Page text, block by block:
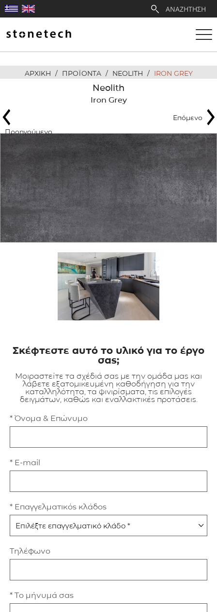
Η ΕΤΑΙΡΕΙΑ
ΛΑΤΟΜΕΙΑ
ΑΝΤΙΠΡΟΣΩΠΕΙΕΣ
ΠΡΟΪΟΝΤΑ
ΕΡΓΑ
ΕΦΑΡΜΟΓΕΣ
ΑΡΧΙΚΗ / ΠΡΟΪΟΝΤΑ / NEOLITH / IRON GREY
Neolith
Iron Grey
Προηγούμενο
Επόμενο
Σκέφτεστε αυτό το υλικό για το έργο
σας;
Μοιραστείτε τα σχέδιά σας με την ομάδα μας και
λάβετε εξατομικευμένη καθοδήγηση για την
καταλληλότητα, τα φινιρίσματα, τις επιλογές
δειγμάτων, καθώς και εναλλακτικές προτάσεις.
* Όνομα & Επώνυμο
* E-mail
* Επαγγελματικός κλάδος
Τηλέφωνο
* Το μήνυμά σας